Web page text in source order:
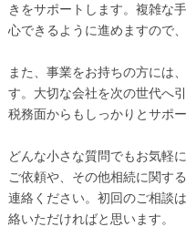
きをサポートします。複雑な
心できるように進めますので
また、事業をお持ちの方には
す。大切な会社を次の世代へ
税務面からもしっかりとサポ
どんな小さな質問でもお気軽
ご依頼や、その他相続に関す
連絡ください。初回のご相談
絡いただければと思います。